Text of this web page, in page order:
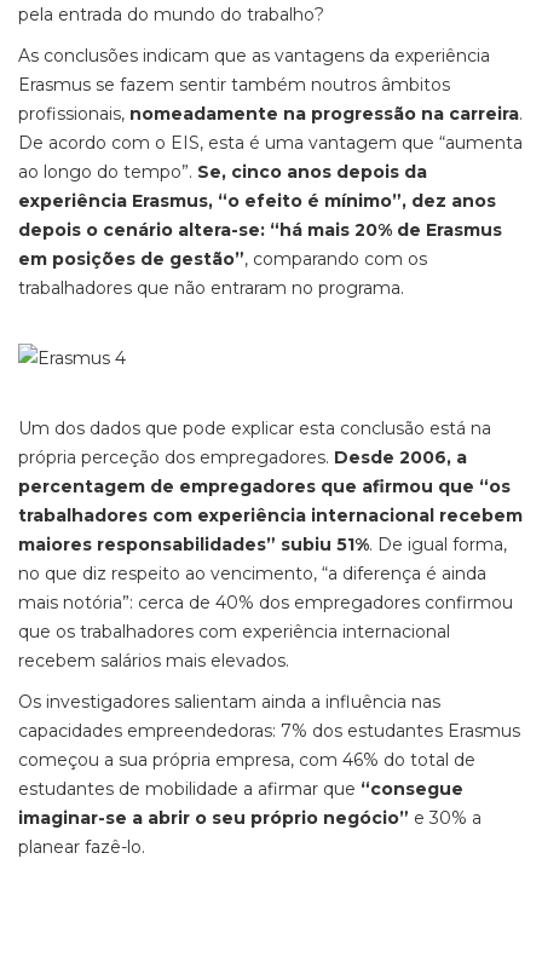
pela entrada do mundo do trabalho?
As conclusões indicam que as vantagens da experiência
Erasmus se fazem sentir também noutros âmbitos
profissionais, nomeadamente na progressão na carreira.
De acordo com o EIS, esta é uma vantagem que “aumenta
ao longo do tempo”. Se, cinco anos depois da
experiência Erasmus, “o efeito é mínimo”, dez anos
depois o cenário altera-se: “há mais 20% de Erasmus
em posições de gestão”, comparando com os
trabalhadores que não entraram no programa.
Um dos dados que pode explicar esta conclusão está na
própria perceção dos empregadores. Desde 2006, a
percentagem de empregadores que afirmou que “os
trabalhadores com experiência internacional recebem
maiores responsabilidades” subiu 51%. De igual forma,
no que diz respeito ao vencimento, “a diferença é ainda
mais notória”: cerca de 40% dos empregadores confirmou
que os trabalhadores com experiência internacional
recebem salários mais elevados.
Os investigadores salientam ainda a influência nas
capacidades empreendedoras: 7% dos estudantes Erasmus
começou a sua própria empresa, com 46% do total de
estudantes de mobilidade a afirmar que “consegue
imaginar-se a abrir o seu próprio negócio” e 30% a
planear fazê-lo.